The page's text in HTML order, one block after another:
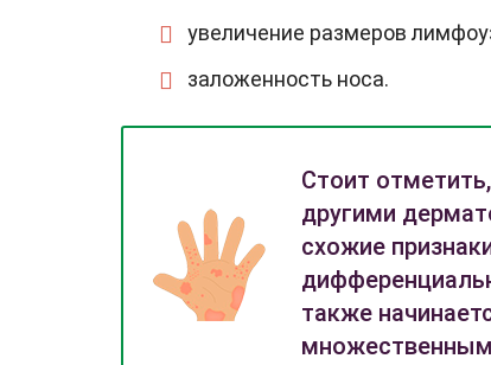
увеличение размеров
заложенность носа.
Стоит
другими
схожие
также